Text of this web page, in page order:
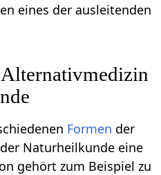
eines der ausleitenden
Formen der
Naturheilkunde eine
gehört zum Beispiel zu